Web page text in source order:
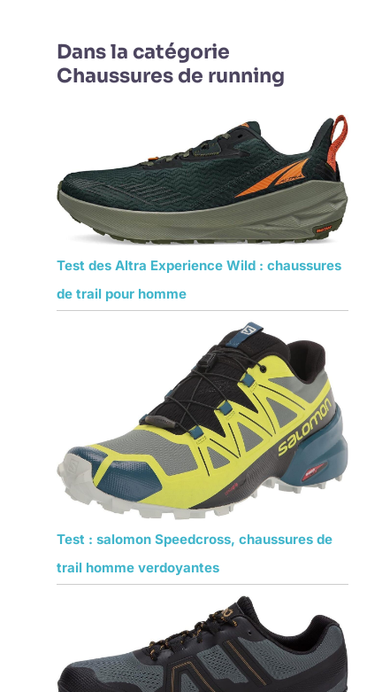
Dans la catégorie
Chaussures de running
Test des Altra Experience Wild : chaussures
de trail pour homme
Test : salomon Speedcross, chaussures de
trail homme verdoyantes